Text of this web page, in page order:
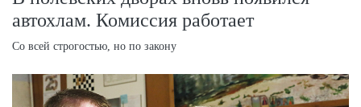
автохлам. Комиссия работает
Со всей строгостью, но по закону